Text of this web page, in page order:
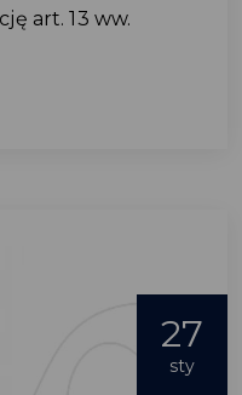
art. 13 ww.
27
sty